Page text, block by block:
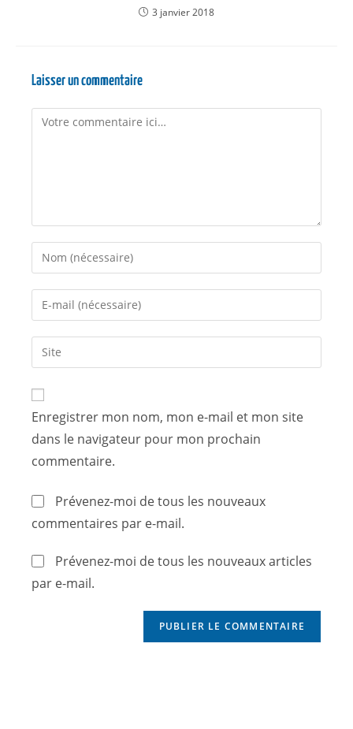
3 janvier 2018
Laisser un commentaire
Enregistrer mon nom, mon e-mail et mon site
dans le navigateur pour mon prochain
commentaire.
Prévenez-moi de tous les nouveaux
commentaires par e-mail.
Prévenez-moi de tous les nouveaux articles
par e-mail.